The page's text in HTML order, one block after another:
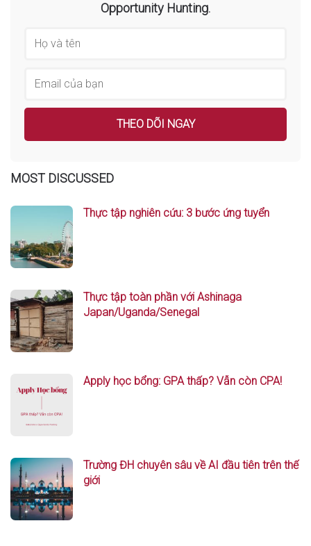
Opportunity Hunting.
MOST DISCUSSED
Thực tập nghiên cứu: 3 bước ứng tuyển
Thực tập toàn phần với Ashinaga
Japan/Uganda/Senegal
Apply học bổng: GPA thấp? Vẫn còn CPA!
Trường ĐH chuyên sâu về AI đầu tiên trên thế
giới